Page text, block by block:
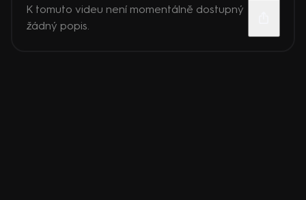
K tomuto videu není momentálně dostupný
žádný popis.